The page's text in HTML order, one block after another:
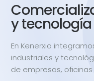
y
En Kenerxia
industriales y
de empresas,